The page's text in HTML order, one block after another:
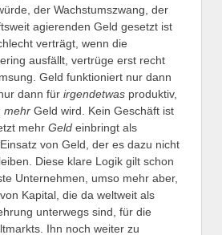
der Wachstumszwang, der
agierenden Geld gesetzt ist
verträgt, wenn die
ausfällt, vertrüge erst recht
Geld funktioniert nur dann
dann für irgendetwas produktiv,
mehr Geld wird. Kein Geschäft ist
mehr Geld einbringt als
von Geld, der es dazu nicht
Diese klare Logik gilt schon
Unternehmen, umso mehr aber,
Kapital, die da weltweit als
unterwegs sind, für die
Ihn noch weiter zu